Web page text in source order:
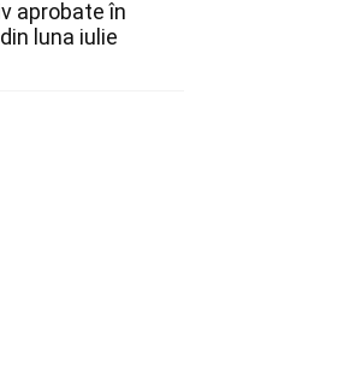
aprobate în
luna iulie